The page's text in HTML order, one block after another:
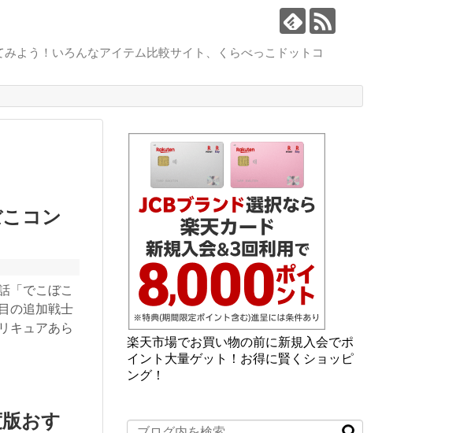
よう！いろんなアイテム比較サイト、くらべっこドットコ
コン
「でこぼこ
の追加戦士
キュアあら
おす
楽天市場でお買い物の前に新規入会でポ
イント大量ゲット！お得に賢くショッピ
ング！